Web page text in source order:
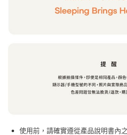
使用前，請確實遵從產品說明書內